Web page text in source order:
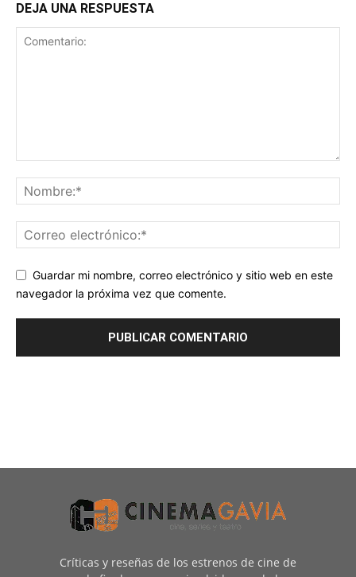
DEJA UNA RESPUESTA
Guardar mi nombre, correo electrónico y sitio web en este
navegador la próxima vez que comente.
Críticas y reseñas de los estrenos de cine de